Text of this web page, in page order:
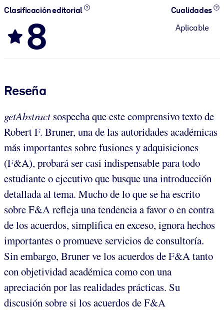
Clasificación editorial
8
Cualidades
Aplicable
Reseña
getAbstract sospecha que este comprensivo texto de
Robert F. Bruner, una de las autoridades académicas
más importantes sobre fusiones y adquisiciones
(F&A), probará ser casi indispensable para todo
estudiante o ejecutivo que busque una introducción
detallada al tema. Mucho de lo que se ha escrito
sobre F&A refleja una tendencia a favor o en contra
de los acuerdos, simplifica en exceso, ignora hechos
importantes o promueve servicios de consultoría.
Sin embargo, Bruner ve los acuerdos de F&A tanto
con objetividad académica como con una
apreciación por las realidades prácticas. Su
discusión sobre si los acuerdos de F&A